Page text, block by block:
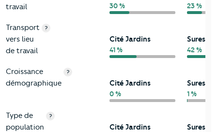
travail
30 % 23 %
Transport
vers lieu
de travail
?
Cité Jardins
41 %
Suresnes
42 %
Croissance
démographique
?
Cité Jardins
0 %
Suresnes
1 %
Type de
population
?
Cité Jardins
Suresnes